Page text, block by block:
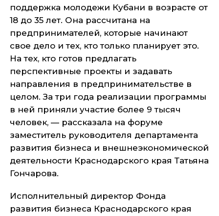
поддержка молодежи Кубани в возрасте от
18 до 35 лет. Она рассчитана на
предпринимателей, которые начинают
свое дело и тех, кто только планирует это.
На тех, кто готов предлагать
перспективные проекты и задавать
направления в предпринимательстве в
целом. За три года реализации программы
в ней приняли участие более 9 тысяч
человек, — рассказала на форуме
заместитель руководителя департамента
развития бизнеса и внешнеэкономической
деятельности Краснодарского края Татьяна
Гончарова.
Исполнительный директор Фонда
развития бизнеса Краснодарского края